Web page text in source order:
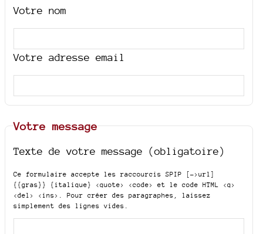
Votre nom
Votre adresse email
Votre message
Texte de votre message (obligatoire)
Ce formulaire accepte les raccourcis SPIP
[->url]
{{gras}} {italique} <quote> <code>
et le code HTML <q>
<del> <ins> . Pour créer des paragraphes, laissez
simplement des lignes vides.